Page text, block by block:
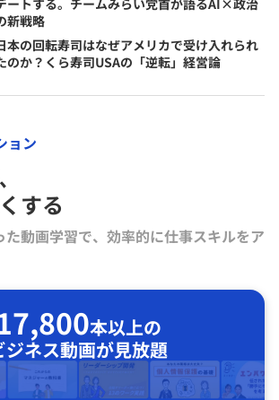
ートする。チームみらい党首が語るAI×政治
新戦略
本の回転寿司はなぜアメリカで受け入れられ
のか？くら寿司USAの「逆転」経営論
ョン
する
た動画学習で、効率的に仕事スキルをア
本以上の
ジネス動画が見放題